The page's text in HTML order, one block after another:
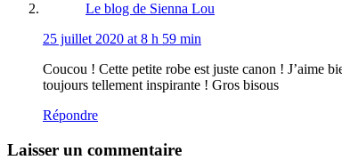
Le blog de Sienna Lou
25 juillet 2020 at 8 h 59 min
Coucou ! Cette petite robe est juste canon ! J’aime
toujours tellement inspirante ! Gros bisous
Répondre
Laisser un commentaire